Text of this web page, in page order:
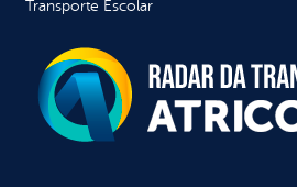
Transporte Escolar